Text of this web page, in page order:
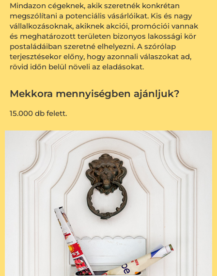
Mindazon cégeknek, akik szeretnék konkrétan
megszólítani a potenciális vásárlóikat. Kis és nagy
vállalkozásoknak, akiknek akciói, promóciói vannak
és meghatározott területen bizonyos lakossági kör
postaládáiban szeretné elhelyezni. A szórólap
terjesztésekor előny, hogy azonnali válaszokat ad,
rövid időn belül növeli az eladásokat.
Mekkora mennyiségben ajánljuk?
15.000 db felett.